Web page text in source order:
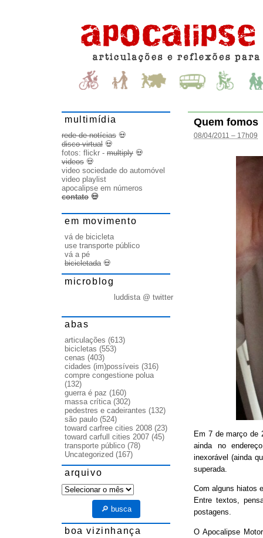
Quem fomos
08/04/2011 – 17h09
Em 7 de março de
ainda no
inexorável (ainda
superada.
Com alguns hiatos
Entre textos,
postagens.
O Apocalipse
multimídia
rede de notícias 💀
disco virtual 💀
fotos: flickr - multiply 💀
videos 💀
video sociedade do automóvel
video playlist
apocalipse em números
contato 💀
em movimento
vá de bicicleta
use transporte público
vá a pé
bicicletada💀
microblog
luddista @ twitter
abas
articulações (613)
bicicletas (553)
cenas (403)
cidades (im)possíveis (316)
compre congestione polua
(132)
guerra é paz (160)
massa crítica(302)
pedestres e cadeirantes (132)
são paulo (524)
toward carfree cities 2008 (23)
toward carfull cities 2007 (45)
transporte público (78)
Uncategorized (167)
arquivo
arquivo
🔎 busca
boa vizinhança